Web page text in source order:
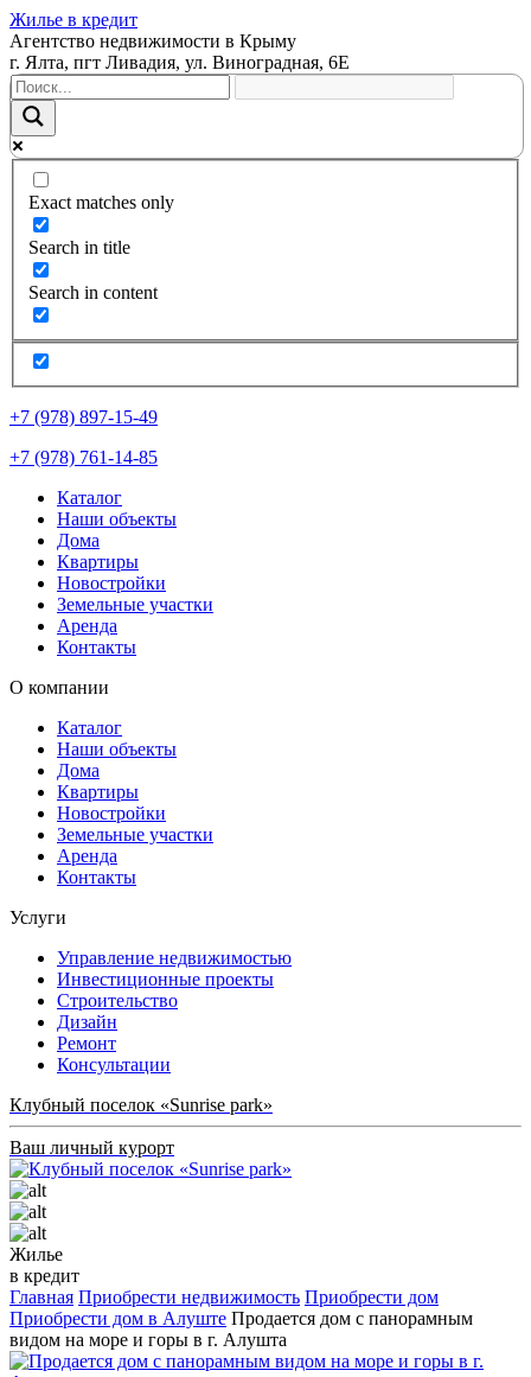
Жилье в кредит
Агентство недвижимости в Крыму
г. Ялта, пгт Ливадия, ул. Виноградная, 6Е
Exact matches only
Search in title
Search in content
+7 (978) 897-15-49
+7 (978) 761-14-85
Каталог
Наши объекты
Дома
Квартиры
Новостройки
Земельные участки
Аренда
Контакты
О компании
Каталог
Наши объекты
Дома
Квартиры
Новостройки
Земельные участки
Аренда
Контакты
Услуги
Управление недвижимостью
Инвестиционные проекты
Строительство
Дизайн
Ремонт
Консультации
Клубный поселок «Sunrise park»
Ваш личный курорт
Жилье
в кредит
Главная Приобрести недвижимость Приобрести дом
Приобрести дом в Алуште Продается дом с панорамным
видом на море и горы в г. Алушта